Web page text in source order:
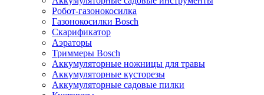
Робот-газонокосилка
Газонокосилки Bosch
Скарификатор
Аэраторы
Триммеры Bosch
Аккумуляторные ножницы для травы
Аккумуляторные кусторезы
Аккумуляторные садовые пилки